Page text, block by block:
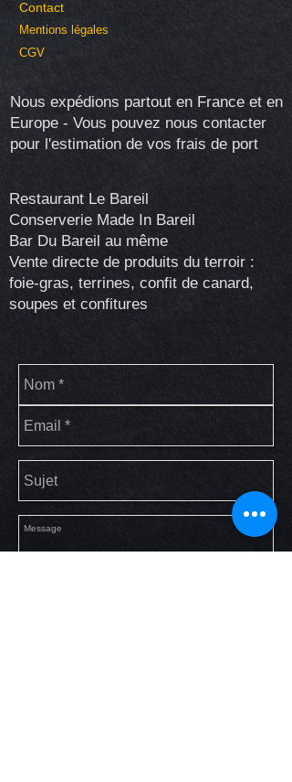
Contact
Mentions légales
CGV
Nous expédions partout en France et en
Europe - Vous pouvez nous contacter
pour l'estimation de vos frais de port
Restaurant Le Bareil
Conserverie Made In Bareil
Bar Du Bareil au même
Vente directe de produits du terroir :
foie-gras, terrines, confit de canard,
soupes et confitures